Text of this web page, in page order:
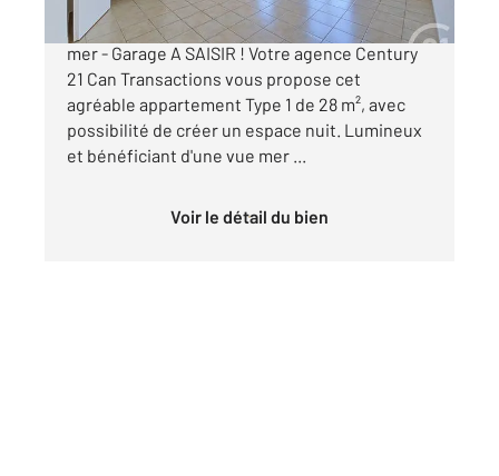
MARSEILLE 8ème Escale-Borély - Type 1 - Vue
mer - Garage A SAISIR ! Votre agence Century
21 Can Transactions vous propose cet
agréable appartement Type 1 de 28 m², avec
possibilité de créer un espace nuit. Lumineux
et bénéficiant d'une vue mer ...
Voir le détail du bien